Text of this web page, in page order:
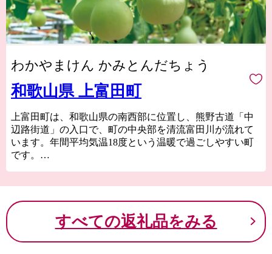
わかやまけん かみとんだちょう
和歌山県 上富田町
上富田町は、和歌山県の南西部に位置し、熊野古道「中
辺路街道」の入口で、町の中央部を清流富田川が流れて
います。年間平均気温18度という温暖で過ごしやすい町
です。
上富田では、温暖な気候を活かした果樹栽培や野菜、米
作りが盛んです。梅、みかん、スモモなど、採れたての
みずみずしい果実をはじめ、農産加工品も盛んです。
また、子育て環境の良さ、自然豊かで交通の便も良いこ
すべての返礼品をみる